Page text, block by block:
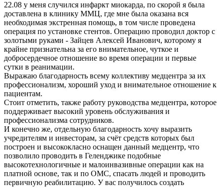
22.08 у меня случился инфаркт миокарда, по скорой я была
доставлена в клинику ММЦ, где мне была оказана вся
необходимая экстренная помощь, в том числе проведена
операция по установке стентов. Операцию проводил доктор с
золотыми руками - Зайцев Алексей Иванович, которому я
крайне признательна за его внимательное, чуткое и
добросердечное отношение во время операции и первые
сутки в реанимации.
Выражаю благодарность всему коллективу медцентра за их
профессионализм, хороший уход и внимательное отношение к
пациентам.
Стоит отметить, также работу руководства медцентра, которое
поддерживает высокий уровень обслуживания и
профессионализма сотрудников.
И конечно же, отдельную благодарность хочу выразить
учредителям и инвесторам, за счёт средств которых был
построен и высококласно оснащен данный медцентр, что
позволило проводить в Геленджике подобные
высокотехнологичные и малоинвазивные операции как на
платной основе, так и по ОМС, спасать людей и проводить
первичную реабилитацию. У вас получилось создать